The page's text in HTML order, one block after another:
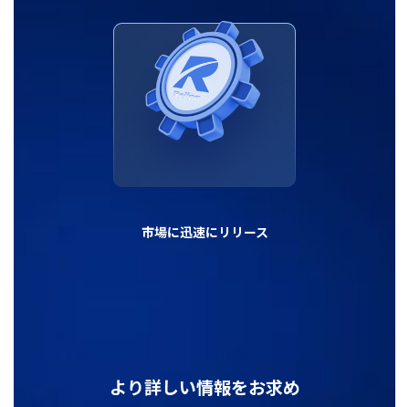
市場に迅速にリリース
より詳しい情報をお求め